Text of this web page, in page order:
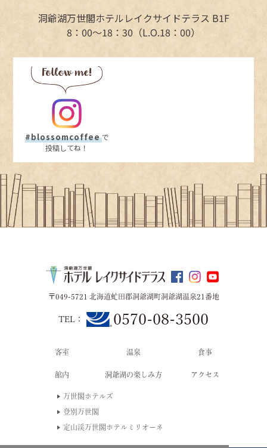
#blossomcoffeeで
投稿してね！
洞爺湖万世閣ホテルレイクサイドテラス B1F
8：00～18：30（L.O.18：00）
〒049-5721 北海道虻田郡洞爺湖町洞爺湖温泉21番地
TEL： 0570-08-3500
客室 温泉 食事
館内 洞爺湖の楽しみ方 アクセス
万世閣ホテルズ
登別万世閣
定山渓万世閣ホテルミリオーネ